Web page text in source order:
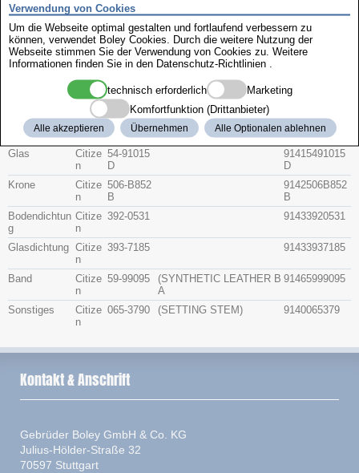
Zenith
Citizen 4-G00767
Gruppe HerstellerTeile-Nr. Beschreibung Artikel-Nr.
Glas
Citize
n
54-91015
D
91415491015
D
Krone
Citize
n
506-B852
B
9142506B852
B
Bodendichtun
g
Citize
n
392-0531 91433920531
Glasdichtung Citize
n
393-7185 91433937185
Band
Citize
n
59-99095
(SYNTHETIC LEATHER B
A
91465999095
Sonstiges
Citize
n
065-3790 (SETTING STEM) 9140065379
Verwendung von Cookies
Um die Webseite optimal gestalten und fortlaufend verbessern zu
können, verwendet Boley Cookies. Durch die weitere Nutzung der
Webseite stimmen Sie der Verwendung von Cookies zu. Weitere
Informationen finden Sie in den Datenschutz-Richtlinien
technisch erforderlich
Marketing
Komfortfunktion (Drittanbieter)
Alle akzeptieren Übernehmen Alle Optionalen ablehnen
Kontakt & Anschrift
Gebrüder Boley GmbH & Co. KG
Julius-Hölder-Straße 32
70597 Stuttgart